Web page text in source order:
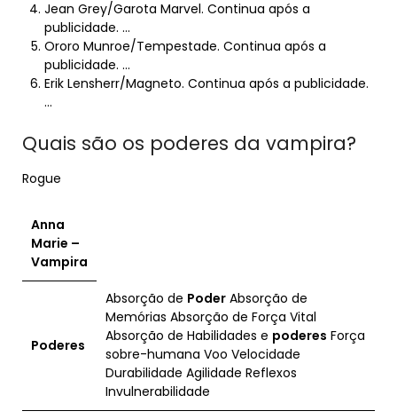
Jean Grey/Garota Marvel. Continua após a
publicidade. …
Ororo Munroe/Tempestade. Continua após a
publicidade. …
Erik Lensherr/Magneto. Continua após a publicidade.
…
Quais são os poderes da vampira?
Rogue
Anna
Marie –
Vampira
Poderes
Absorção de Poder Absorção de
Memórias Absorção de Força Vital
Absorção de Habilidades e poderes Força
sobre-humana Voo Velocidade
Durabilidade Agilidade Reflexos
Invulnerabilidade